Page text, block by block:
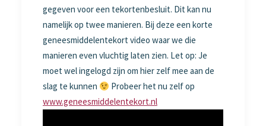
gegeven voor een tekortenbesluit. Dit kan nu
namelijk op twee manieren. Bij deze een korte
geneesmiddelentekort video waar we die
manieren even vluchtig laten zien. Let op: Je
moet wel ingelogd zijn om hier zelf mee aan de
slag te kunnen
Probeer het nu zelf op
www.geneesmiddelentekort.nl